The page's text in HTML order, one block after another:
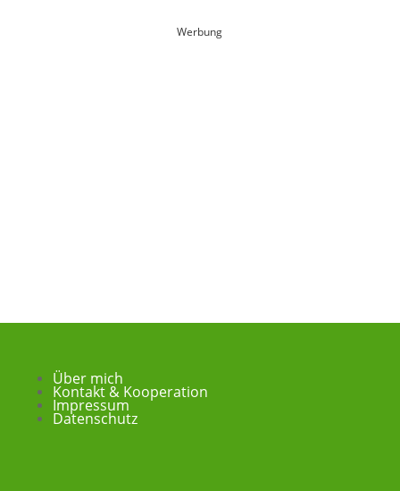
Werbung
Über mich
Kontakt & Kooperation
Impressum
Datenschutz